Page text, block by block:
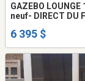
GAZEBO LOUNGE
neuf- DIRECT DU
6 395 $